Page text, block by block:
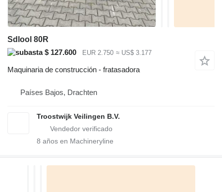
Sdlool 80R
$ 127.600
EUR 2.750 ≈ US$ 3.177
Maquinaria de construcción - fratasadora
Países Bajos, Drachten
Troostwijk Veilingen B.V.
8 años en Machineryline